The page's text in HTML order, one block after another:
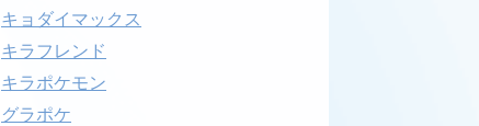
キョダイマックス
キラフレンド
キラポケモン
グラポケ